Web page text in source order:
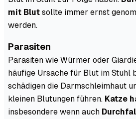
mit Blut sollte immer ernst
werden.
Parasiten
Parasiten wie Würmer oder
häufige Ursache für Blut im Stuhl
schädigen die Darmschleimhaut
kleinen Blutungen führen. Katze
insbesondere wenn auch